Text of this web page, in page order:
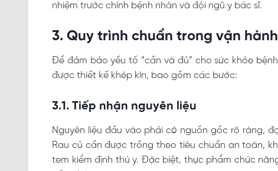
nhiệm trước chính bệnh nhân và đội ngũ y bác sĩ.
3. Quy trình chuẩn trong vận
Để đảm bảo yếu tố “cần và đủ” cho sức khỏe
được thiết kế khép kín, bao gồm các bước:
3.1. Tiếp nhận nguyên liệu
Nguyên liệu đầu vào phải có nguồn gốc rõ ràng,
Rau củ cần được trồng theo tiêu chuẩn an toàn,
tem kiểm định thú y. Đặc biệt, thực phẩm chức